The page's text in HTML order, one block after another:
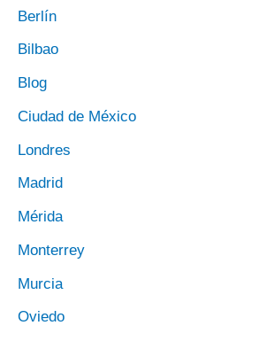
Berlín
Bilbao
Blog
Ciudad de México
Londres
Madrid
Mérida
Monterrey
Murcia
Oviedo